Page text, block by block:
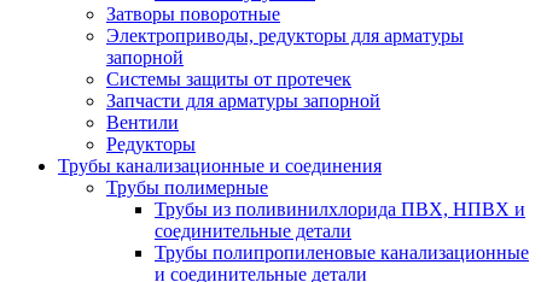
Затворы поворотные
Электроприводы, редукторы для арматуры
запорной
Системы защиты от протечек
Запчасти для арматуры запорной
Вентили
Редукторы
Трубы канализационные и соединения
Трубы полимерные
Трубы из поливинилхлорида ПВХ, НПВХ и
соединительные детали
Трубы полипропиленовые канализационные
и соединительные детали